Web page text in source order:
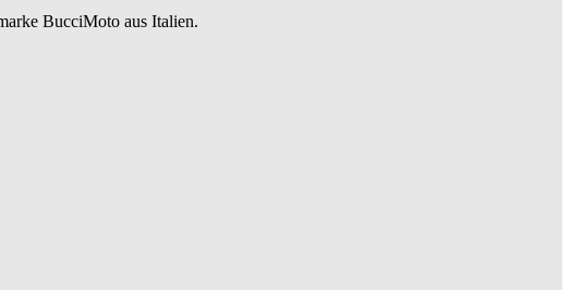
BucciMoto aus Italien.